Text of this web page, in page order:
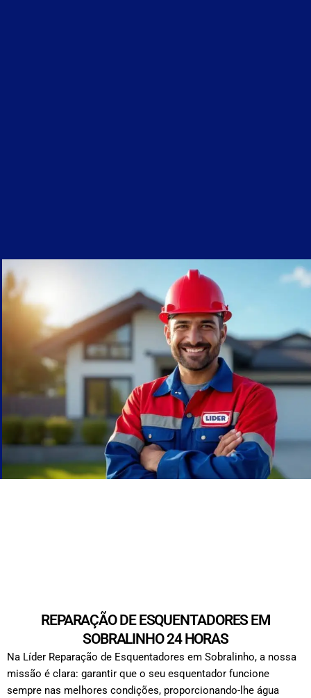
REPARAÇÃO DE ESQUENTADORES EM
SOBRALINHO 24 HORAS
Na Líder Reparação de Esquentadores em Sobralinho, a nossa
missão é clara: garantir que o seu esquentador funcione
sempre nas melhores condições, proporcionando-lhe água